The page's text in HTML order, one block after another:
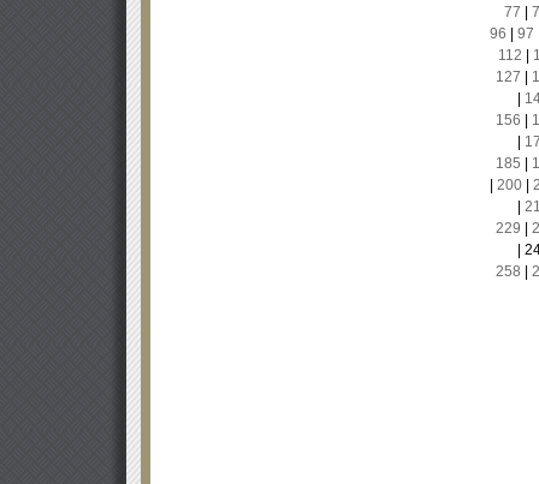
77
96
97
112
127
156
185
200|
229
258